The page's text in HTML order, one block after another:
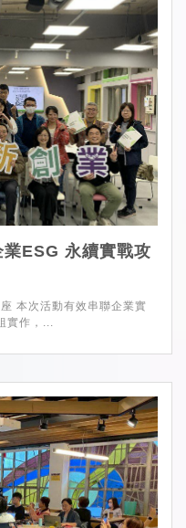
ESG 永續實戰攻
實
實作，...